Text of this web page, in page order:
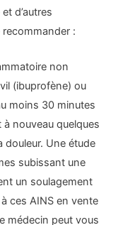
d’autres
:
non
(ibuprofène) ou
moins 30 minutes
nouveau quelques
douleur. Une étude
subissant une
un soulagement
ces AINS en vente
médecin peut vous